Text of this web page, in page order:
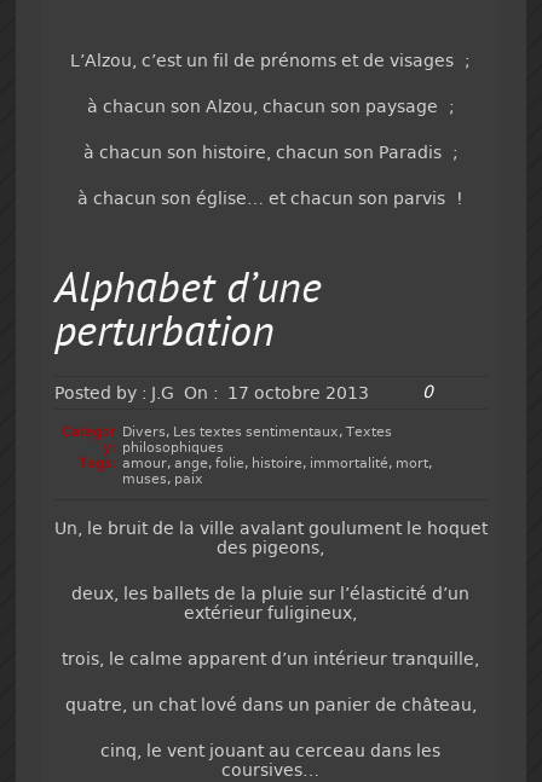
L’Alzou, c’est un fil de prénoms et de visages ;
à chacun son Alzou, chacun son paysage ;
à chacun son histoire, chacun son Paradis ;
à chacun son église… et chacun son parvis !
Alphabet d’une
perturbation
Posted by : J.G On : 17 octobre 2013 0
Categor
y:
Divers, Les textes sentimentaux,Textes
philosophiques
Tags: amour,ange,folie, histoire, immortalité, mort,
muses, paix
Un, le bruit de la ville avalant goulument le hoquet
des pigeons,
deux, les ballets de la pluie sur l’élasticité d’un
extérieur fuligineux,
trois, le calme apparent d’un intérieur tranquille,
quatre, un chat lové dans un panier de château,
cinq, le vent jouant au cerceau dans les
coursives…